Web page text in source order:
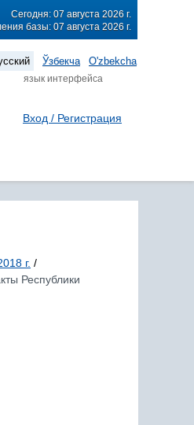
Сегодня: 07 августа 2026 г.
базы: 07 августа 2026 г.
Ўзбекча O'zbekcha
язык интерфейса
Вход / Регистрация
г. /
Республики